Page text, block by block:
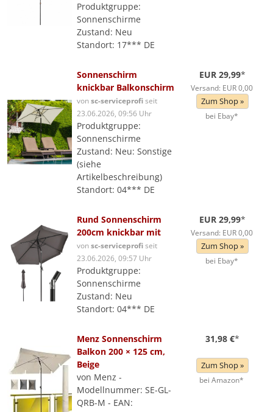
Produktgruppe:
Sonnenschirme
Zustand: Neu
Standort: 17*** DE
Sonnenschirm
knickbar Balkonschirm
vonsc-serviceprofiseit
23.06.2026, 09:56 Uhr
Produktgruppe:
Sonnenschirme
Zustand: Neu: Sonstige
(siehe
Artikelbeschreibung)
Standort: 04*** DE
EUR 29,99*
Versand: EUR 0,00
Zum Shop »
bei Ebay*
Rund Sonnenschirm
200cm knickbar mit
vonsc-serviceprofiseit
23.06.2026, 09:57 Uhr
Produktgruppe:
Sonnenschirme
Zustand: Neu
Standort: 04*** DE
EUR 29,99*
Versand: EUR 0,00
Zum Shop »
bei Ebay*
Menz Sonnenschirm
Balkon 200 × 125 cm,
Beige
von Menz -
Modellnummer: SE-GL-
QRB-M - EAN:
31,98 €*
Zum Shop »
bei Amazon*